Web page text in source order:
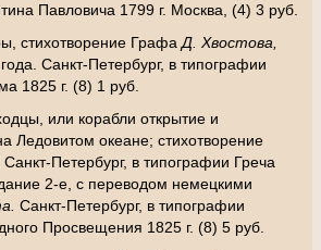
Павловича 1799 г. Москва, (4) 3 руб.
стихотворение Графа Д. Хвостова,
Санкт-Петербург, в типографии
1825 г. (8) 1 руб.
или корабли открытие и
Ледовитом океане; стихотворение
Санкт-Петербург, в типографии Греча
2-е, с переводом немецкими
Санкт-Петербург, в типографии
Просвещения 1825 г. (8) 5 руб.